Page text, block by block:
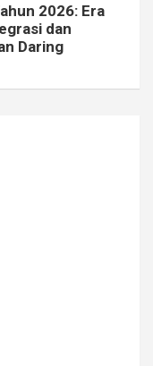
2026: Era
dan
Daring